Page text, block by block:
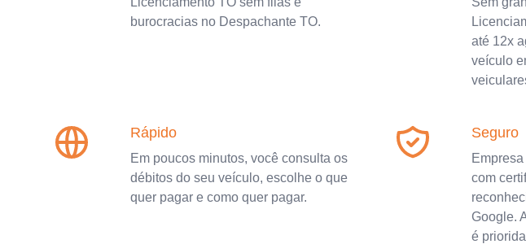
burocracias no Despachante TO.
até 12x
veículo
Rápido
Em poucos minutos, você consulta os
débitos do seu veículo, escolhe o que
quer pagar e como quer pagar.
Seguro
com
Google.
é